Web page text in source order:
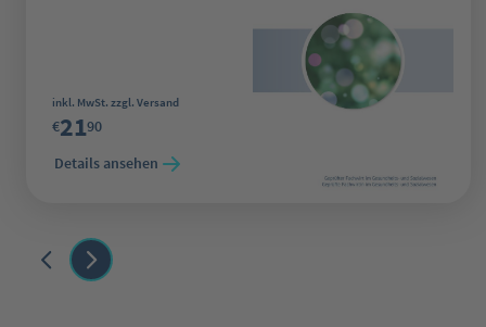
Regulärer Preis:
inkl. MwSt. zzgl. Versand
€2190
Details ansehen